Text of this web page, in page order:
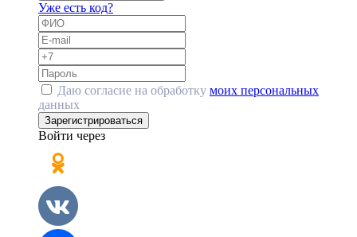
Уже есть код?
Даю согласие на обработку моих персональных
данных
Зарегистрироваться
Войти через